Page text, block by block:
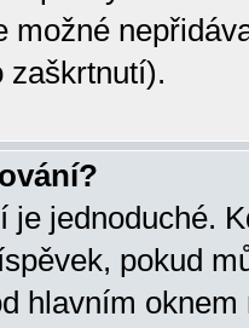
možné
zaškrtnutí).
je jednoduché.
pokud
hlavním oknem